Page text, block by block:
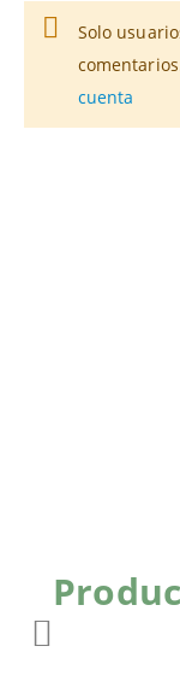
Solo
cuenta